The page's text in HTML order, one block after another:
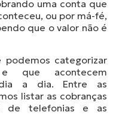
uma conta que
ou por má-fé,
que o valor não é
podemos categorizar
que acontecem
a dia. Entre as
listar as cobranças
de telefonias e as